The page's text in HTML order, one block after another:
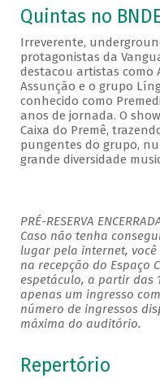
Quintas no
Irreverente,
protagonistas da
destacou artistas como
Assunção e o grupo
conhecido como
anos de jornada. O
Caixa do Premê,
pungentes do grupo,
grande diversidade
PRÉ-RESERVA
Caso não tenha
lugar pela internet,
na recepção do Espaço
espetáculo, a partir das
apenas um ingresso
número de ingressos
máxima do auditório.
Repertório